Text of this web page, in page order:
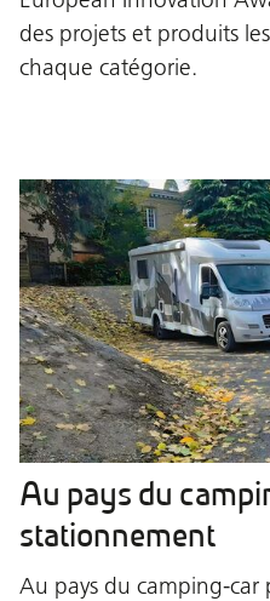
des projets et produits
chaque catégorie.
Au pays du
stationnement
Au pays du camping-car